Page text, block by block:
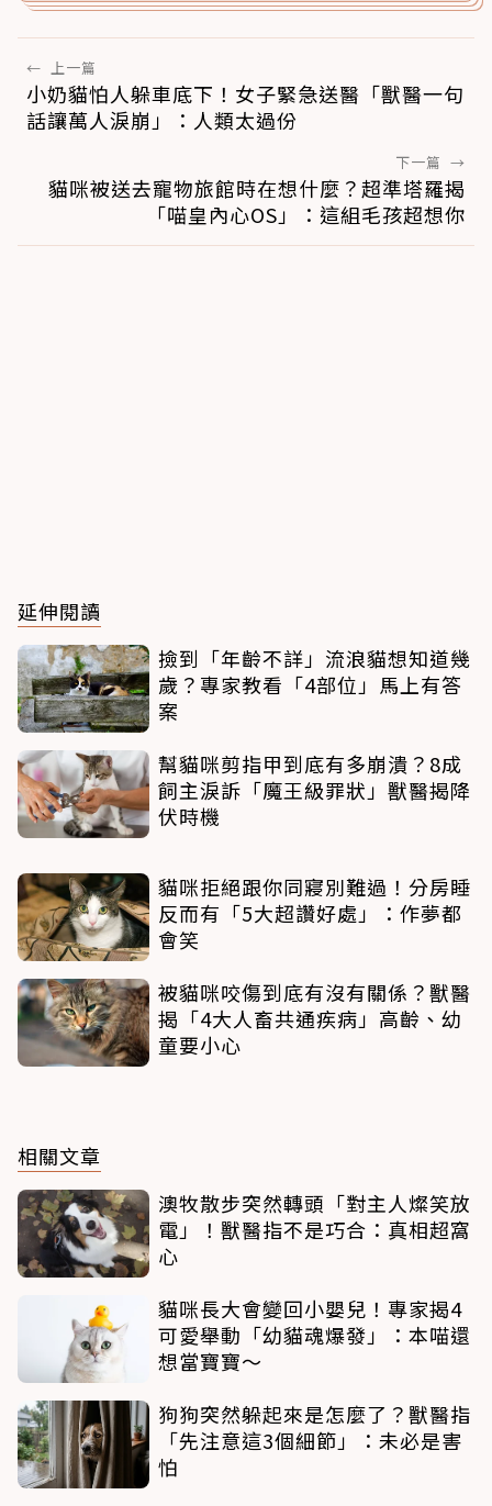
← 上一篇
小奶貓怕人躲車底下！女子緊急送醫「獸醫一句
話讓萬人淚崩」：人類太過份
下一篇 →
貓咪被送去寵物旅館時在想什麼？超準塔羅揭
「喵皇內心OS」：這組毛孩超想你
延伸閱讀
撿到「年齡不詳」流浪貓想知道幾
歲？專家教看「4部位」馬上有答
案
幫貓咪剪指甲到底有多崩潰？8成
飼主淚訴「魔王級罪狀」獸醫揭降
伏時機
貓咪拒絕跟你同寢別難過！分房睡
反而有「5大超讚好處」：作夢都
會笑
被貓咪咬傷到底有沒有關係？獸醫
揭「4大人畜共通疾病」高齡、幼
童要小心
相關文章
澳牧散步突然轉頭「對主人燦笑放
電」！獸醫指不是巧合：真相超窩
心
貓咪長大會變回小嬰兒！專家揭4
可愛舉動「幼貓魂爆發」：本喵還
想當寶寶～
狗狗突然躲起來是怎麼了？獸醫指
「先注意這3個細節」：未必是害
怕